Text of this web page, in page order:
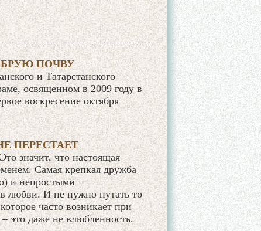
ПОЧВУ
и Татарстанского
освященном в 2009 году в
воскресение октября
ПЕРЕСТАЕТ
значит, что настоящая
Самая крепкая дружба
и непростыми
любви. И не нужно путать то
часто возникает при
это даже не влюбленность.